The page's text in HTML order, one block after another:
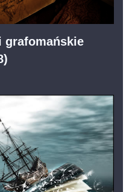
grafomańskie